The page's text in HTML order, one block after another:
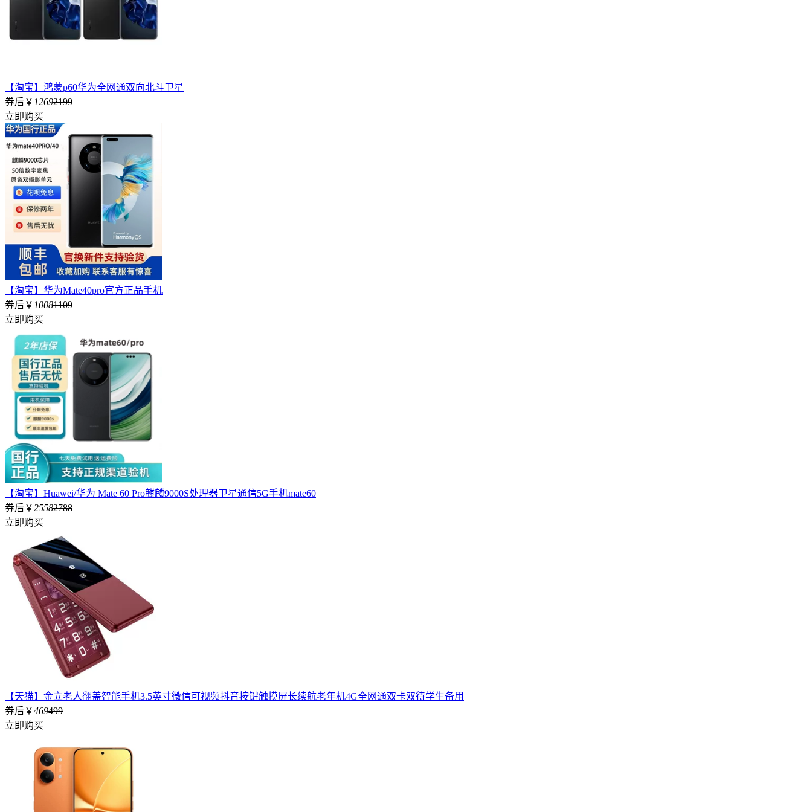
【淘宝】鸿蒙p60华为全网通双向北斗卫星
券后￥ 12692199
立即购买
【淘宝】华为Mate40pro官方正品手机
券后￥ 10081109
立即购买
【淘宝】Huawei/华为 Mate 60 Pro麒麟9000S处理器卫星通信5G手机mate60
券后￥25582788
立即购买
【天猫】金立老人翻盖智能手机3.5英寸微信可视频抖音按键触摸屏长续航老年机4G全网通双卡双待学生备用
券后￥469499
立即购买